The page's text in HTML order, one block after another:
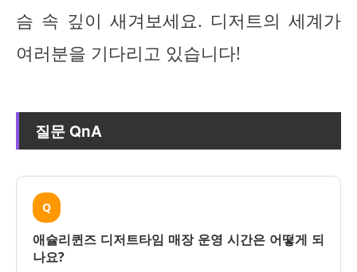
슴 속 깊이 새겨보세요. 디저트의 세계가
여러분을 기다리고 있습니다!
질문 QnA
Q
애슐리퀸즈 디저트타임 매장 운영 시간은 어떻게 되
나요?